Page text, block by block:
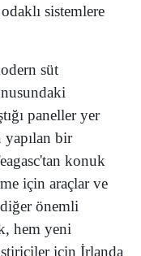
sistemlere
süt
paneller yer
yapılan bir
konuk
için araçlar ve
önemli
hem yeni
için İrlanda